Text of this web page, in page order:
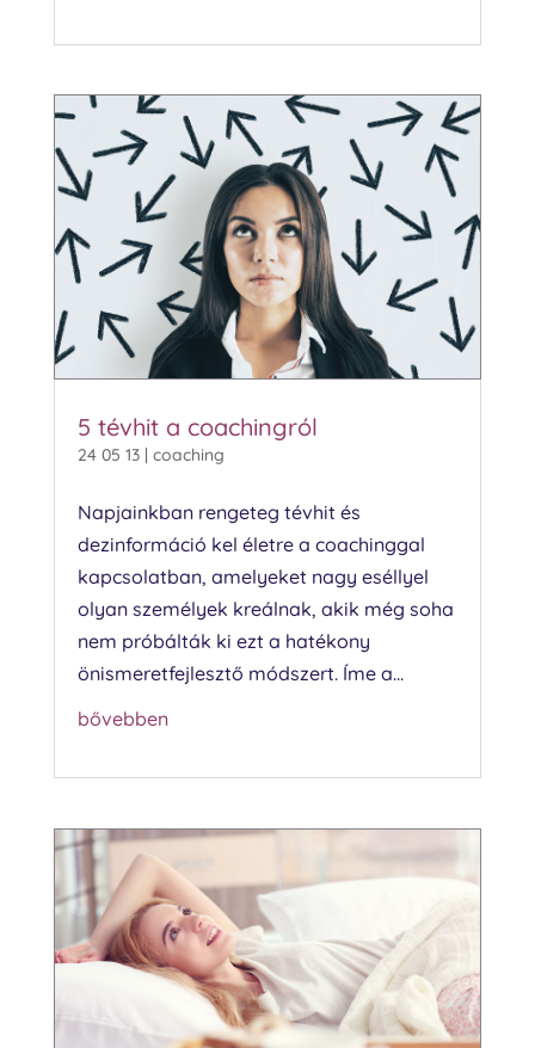
5 tévhit a coachingról
24 05 13| coaching
Napjainkban rengeteg tévhit és
dezinformáció kel életre a coachinggal
kapcsolatban, amelyeket nagy eséllyel
olyan személyek kreálnak, akik még soha
nem próbálták ki ezt a hatékony
önismeretfejlesztő módszert. Íme a...
bővebben